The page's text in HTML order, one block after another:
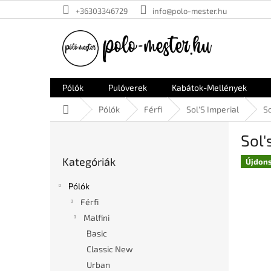
a
+36303346729 info@polo-mester.hu
Pólók Pulóverek Kabátok-Mellények
KezdőlapPólók Férfi Sol'S Imperial
átugrása
Kategóriák
Pólók
Férfi
Malfini
Basic
Classic New
Urban